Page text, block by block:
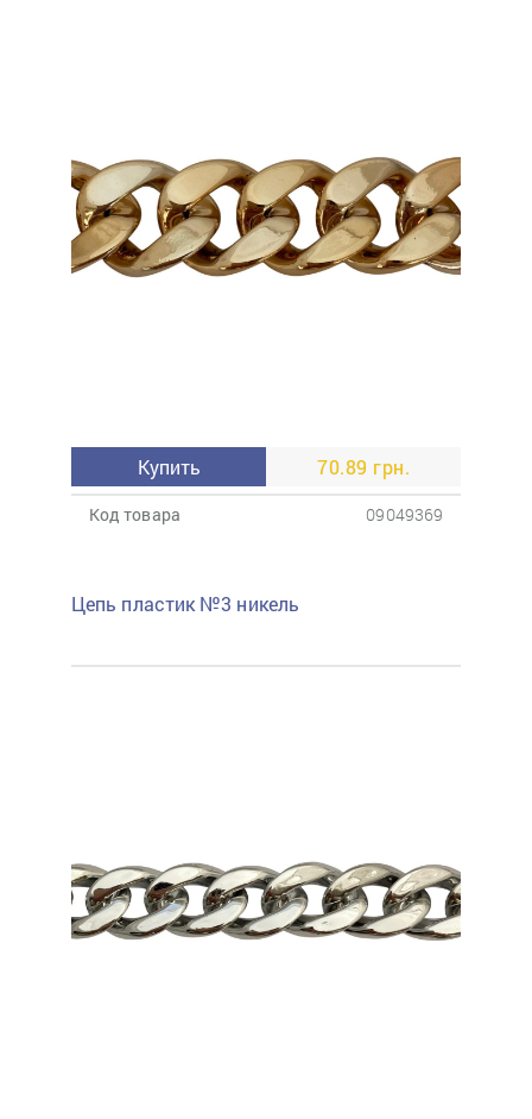
Купить 70.89 грн.
Код товара 09049369
Цепь пластик №3 никель